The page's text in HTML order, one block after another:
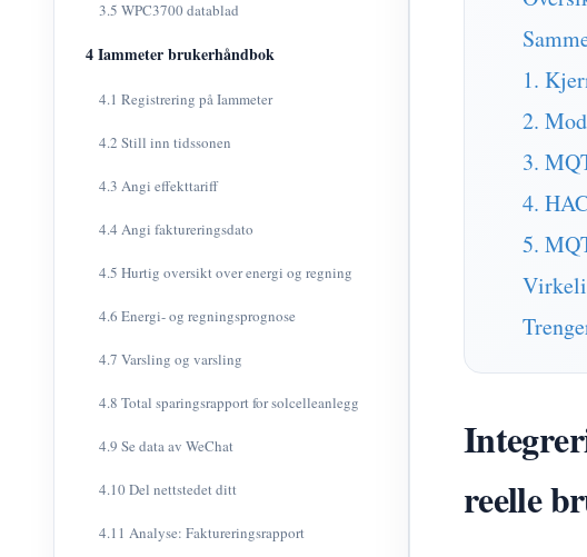
3.5 WPC3700 datablad
4 Iammeter brukerhåndbok
4.1 Registrering på Iammeter
4.2 Still inn tidssonen
4.3 Angi effekttariff
4.4 Angi faktureringsdato
4.5 Hurtig oversikt over energi og regning
4.6 Energi- og regningsprognose
4.7 Varsling og varsling
4.8 Total sparingsrapport for solcelleanlegg
4.9 Se data av WeChat
4.10 Del nettstedet ditt
4.11 Analyse: Faktureringsrapport
1.
2.
3.
4.
5.
reelle